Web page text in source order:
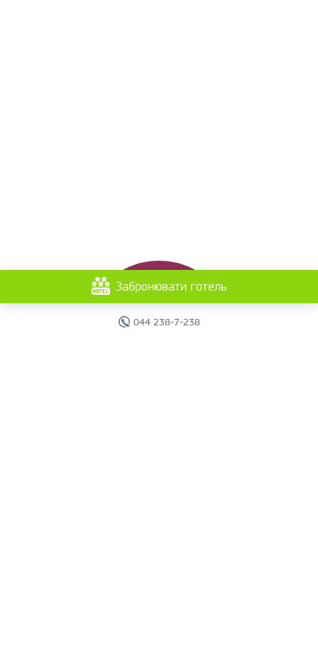
044 238-7-238
Забронювати готель